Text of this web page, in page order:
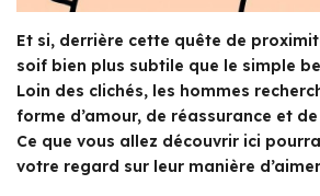
Et si, derrière cette quête de
soif bien plus subtile que le simple
Loin des clichés, les hommes
forme d’amour, de réassurance et
Ce que vous allez découvrir ici
votre regard sur leur manière